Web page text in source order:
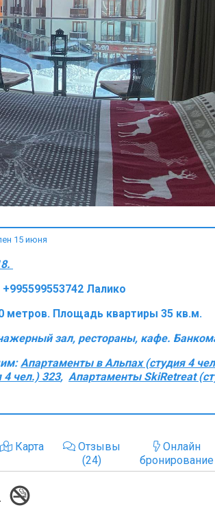
15 июня
Лалико
Площадь квартиры 35 кв.м.
зал, рестораны, кафе.
Aпартаменты в Альпах (студия 4
4 чел.) 323, Апартаменты SkiRetreat
Карта
Отзывы
(24)
Онлайн
бронирование